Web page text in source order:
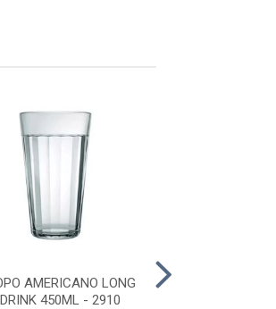
AMERICANO LONG
DRINK 450ML - 2910